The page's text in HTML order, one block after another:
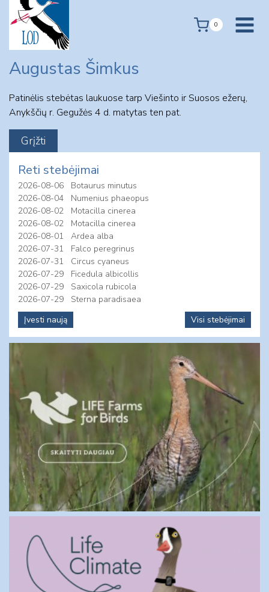
content
0
Augustas Šimkus
Patinėlis stebėtas laukuose tarp Viešinto ir Suosos ežerų,
Anykščių r. Gegužės 4 d. matytas ten pat.
Reti stebėjimai
2026-08-06
Botaurus minutus
2026-08-04
Numenius phaeopus
2026-08-02
Motacilla cinerea
2026-08-02
Motacilla cinerea
2026-08-01
Ardea alba
2026-07-31
Falco peregrinus
2026-07-31
Circus cyaneus
2026-07-29
Ficedula albicollis
2026-07-29
Saxicola rubicola
2026-07-29
Sterna paradisaea
Įvesti naują
Visi stebėjimai